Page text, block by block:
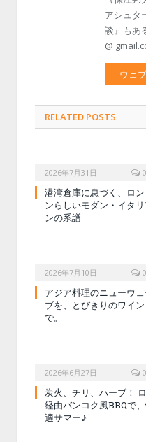
アシュタ
談』もあ
@
ウェ
RELATED POSTS
2026年7月31日 0
港湾倉庫に息づく、ロ
ンらしいモダン・イタ
ンの系譜
2026年7月10日 0
アジア料理のニューウ
ブを、とびきりのワイン
で。
2026年6月27日 0
炭火、チリ、ハーブ！
経由バンコク風BBQで
適サマー♪